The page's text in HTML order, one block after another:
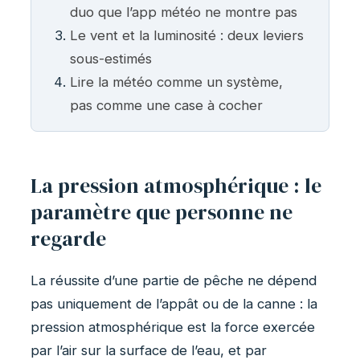
duo que l’app météo ne montre pas
Le vent et la luminosité : deux leviers
sous-estimés
Lire la météo comme un système,
pas comme une case à cocher
La pression atmosphérique : le
paramètre que personne ne
regarde
La réussite d’une partie de pêche ne dépend
pas uniquement de l’appât ou de la canne : la
pression atmosphérique est la force exercée
par l’air sur la surface de l’eau, et par